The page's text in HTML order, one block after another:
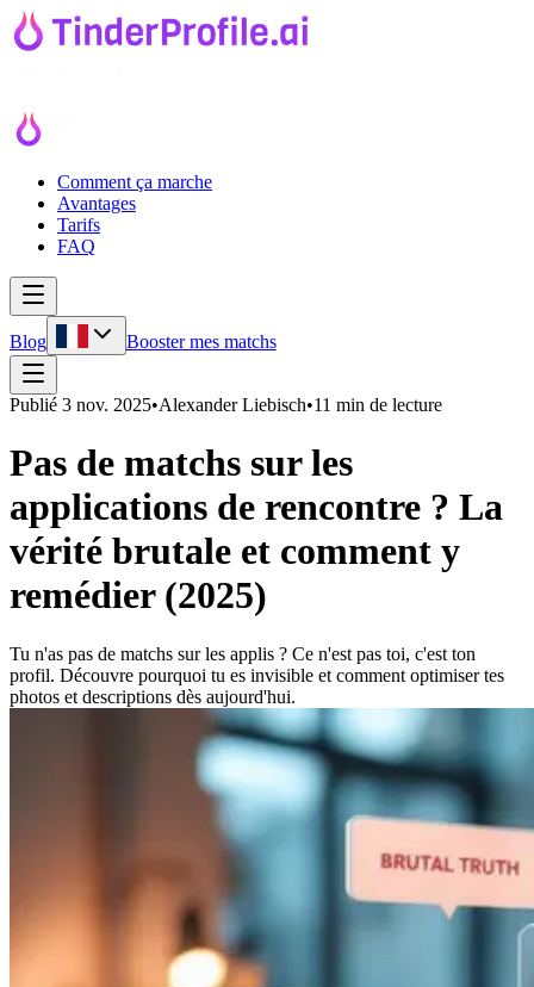
Comment ça marche
Avantages
Tarifs
FAQ
Blog Booster mes matchs
Publié 3 nov. 2025•Alexander Liebisch•11 min de lecture
Pas de matchs sur les
applications de rencontre ? La
vérité brutale et comment y
remédier (2025)
Tu n'as pas de matchs sur les applis ? Ce n'est pas toi, c'est ton
profil. Découvre pourquoi tu es invisible et comment optimiser tes
photos et descriptions dès aujourd'hui.